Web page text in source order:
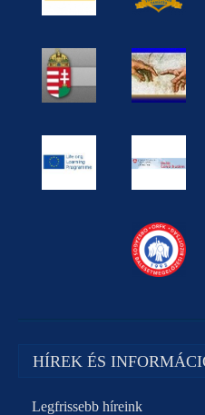
HÍREK ÉS
Legfrissebb híreink